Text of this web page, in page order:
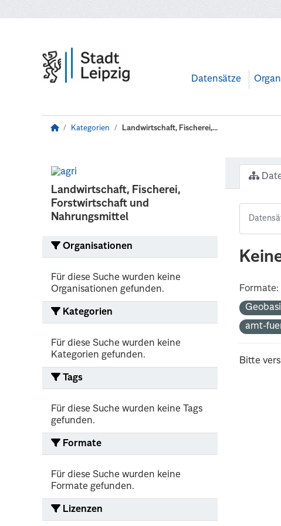
Datensätze
Kategorien Landwirtschaft, Fischerei,...
Landwirtschaft, Fischerei,
Forstwirtschaft und
Nahrungsmittel
Organisationen
Für diese Suche wurden keine
Organisationen gefunden.
Kategorien
Für diese Suche wurden keine
Kategorien gefunden.
Tags
Für diese Suche wurden keine Tags
gefunden.
Formate
Für diese Suche wurden keine
Formate gefunden.
Lizenzen
Formate:
amt-
Bitte